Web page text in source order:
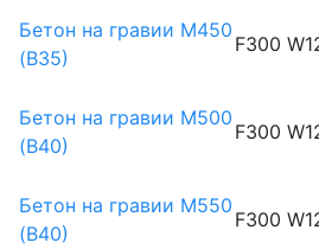
Бетон на гравии М450
(В35)
F300
Бетон на гравии М500
(В40)
F300
Бетон на гравии М550
(В40)
F300